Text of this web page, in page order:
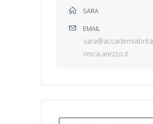
SARA
EMAIL
sara@accademiabrita
nnica.arezzo.it